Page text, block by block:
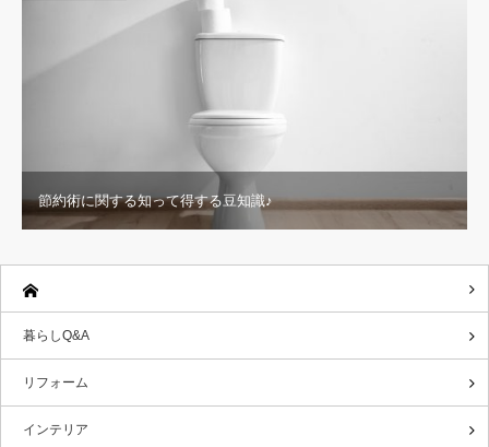
節約術に関する知って得する豆知識♪
暮らしQ&A
リフォーム
インテリア